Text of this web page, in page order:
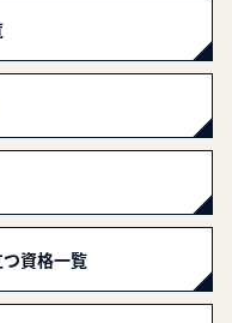
資格一覧